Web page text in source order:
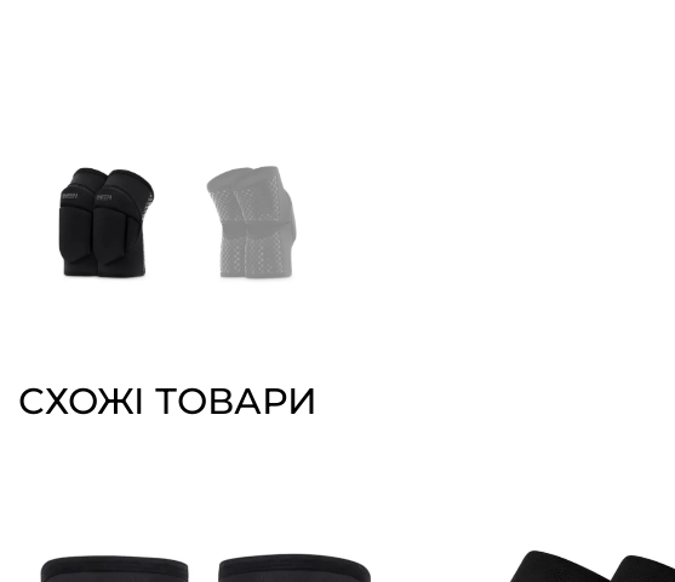
СХОЖІ ТОВАРИ